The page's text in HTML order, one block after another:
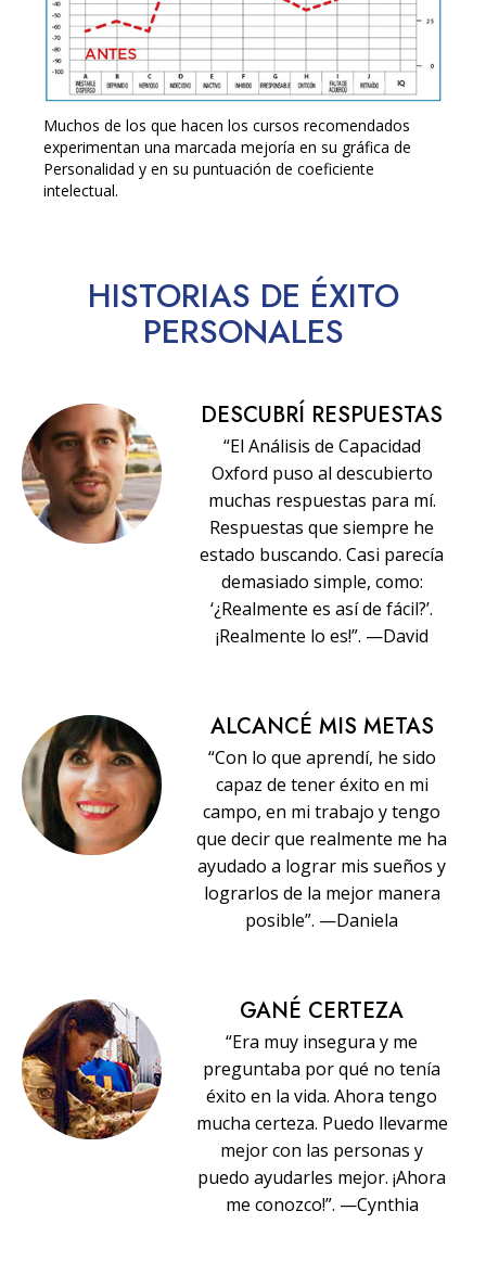
Muchos de los que hacen los cursos recomendados
experimentan una marcada mejoría en su gráfica de
Personalidad y en su puntuación de coeficiente
intelectual.
HISTORIAS DE ÉXITO
PERSONALES
DESCUBRÍ RESPUESTAS
“El Análisis de Capacidad
Oxford puso al descubierto
muchas respuestas para mí.
Respuestas que siempre he
estado buscando. Casi parecía
demasiado simple, como:
‘¿Realmente es así de fácil?’.
¡Realmente lo es!”. —David
ALCANCÉ MIS METAS
“Con lo que aprendí, he sido
capaz de tener éxito en mi
campo, en mi trabajo y tengo
que decir que realmente me ha
ayudado a lograr mis sueños y
lograrlos de la mejor manera
posible”. —Daniela
GANÉ CERTEZA
“Era muy insegura y me
preguntaba por qué no tenía
éxito en la vida. Ahora tengo
mucha certeza. Puedo llevarme
mejor con las personas y
puedo ayudarles mejor. ¡Ahora
me conozco!”. —Cynthia